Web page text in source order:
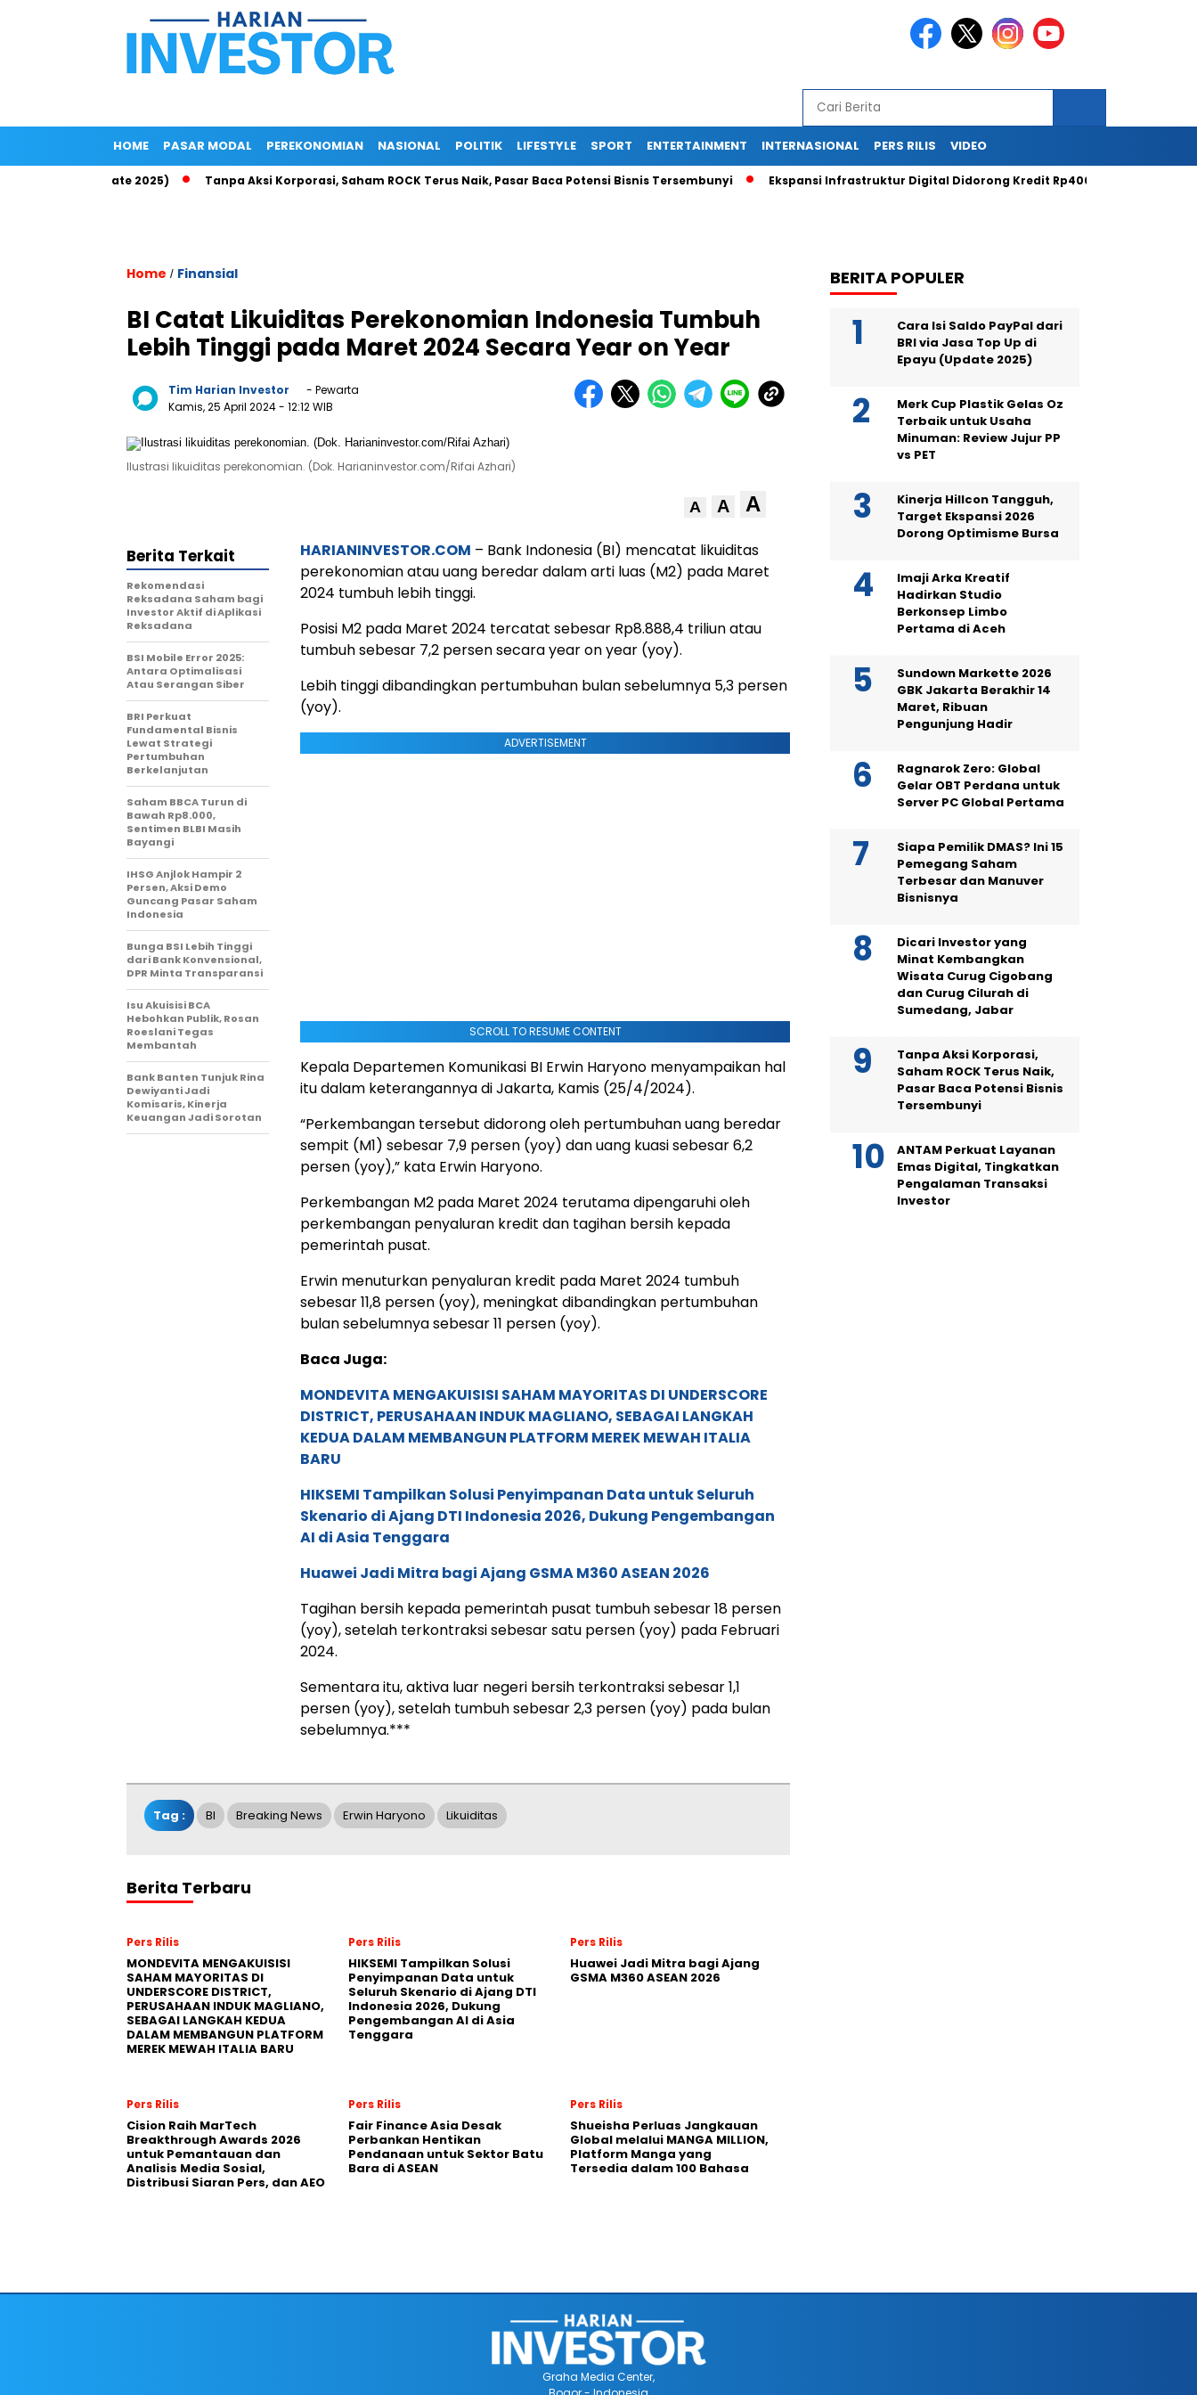
HOME PASAR MODAL PEREKONOMIAN NASIONAL POLITIK LIFESTYLE SPORT ENTERTAINMENT INTERNASIONAL PERS RILIS VIDEO
Epayu (Update 2025) Tanpa Aksi Korporasi, Saham ROCK Terus Naik, Pasar Baca Potensi Bisnis Tersembunyi Ekspansi Infrastruktur Digital Didorong Kredit Rp400 Miliar TOWR dari
Home / Finansial
BI Catat Likuiditas Perekonomian Indonesia Tumbuh
Lebih Tinggi pada Maret 2024 Secara Year on Year
Tim Harian Investor
- Pewarta
Kamis, 25 April 2024- 12:12 WIB
Ilustrasi likuiditas perekonomian. (Dok. Harianinvestor.com/Rifai Azhari)
A A A
HARIANINVESTOR.COM – Bank Indonesia (BI) mencatat likuiditas
perekonomian atau uang beredar dalam arti luas (M2) pada Maret
2024 tumbuh lebih tinggi.
Posisi M2 pada Maret 2024 tercatat sebesar Rp8.888,4 triliun atau
tumbuh sebesar 7,2 persen secara year on year (yoy).
Lebih tinggi dibandingkan pertumbuhan bulan sebelumnya 5,3 persen
(yoy).
ADVERTISEMENT
SCROLL TO RESUME CONTENT
Kepala Departemen Komunikasi BI Erwin Haryono menyampaikan hal
itu dalam keterangannya di Jakarta, Kamis (25/4/2024).
“Perkembangan tersebut didorong oleh pertumbuhan uang beredar
sempit (M1) sebesar 7,9 persen (yoy) dan uang kuasi sebesar 6,2
persen (yoy),” kata Erwin Haryono.
Perkembangan M2 pada Maret 2024 terutama dipengaruhi oleh
perkembangan penyaluran kredit dan tagihan bersih kepada
pemerintah pusat.
Erwin menuturkan penyaluran kredit pada Maret 2024 tumbuh
sebesar 11,8 persen (yoy), meningkat dibandingkan ​pertumbuhan
bulan sebelumnya sebesar 11 persen (yoy).
Baca Juga:
MONDEVITA MENGAKUISISI SAHAM MAYORITAS DI UNDERSCORE
DISTRICT, PERUSAHAAN INDUK MAGLIANO, SEBAGAI LANGKAH
KEDUA DALAM MEMBANGUN PLATFORM MEREK MEWAH ITALIA
BARU
HIKSEMI Tampilkan Solusi Penyimpanan Data untuk Seluruh
Skenario di Ajang DTI Indonesia 2026, Dukung Pengembangan
AI di Asia Tenggara
Huawei Jadi Mitra bagi Ajang GSMA M360 ASEAN 2026
Tagihan bersih kepada pemerintah pusat tumbuh sebesar 18 persen
(yoy), setelah terkontraksi sebesar satu persen (yoy) pada Februari
2024.
Sementara itu, aktiva luar negeri bersih terkontraksi sebesar 1,1
persen (yoy), setelah tumbuh sebesar 2,3 persen (yoy) pada bulan
sebelumnya.***
Berita Terkait
Rekomendasi
Reksadana Saham bagi
Investor Aktif di Aplikasi
Reksadana
BSI Mobile Error 2025:
Antara Optimalisasi
Atau Serangan Siber
BRI Perkuat
Fundamental Bisnis
Lewat Strategi
Pertumbuhan
Berkelanjutan
Saham BBCA Turun di
Bawah Rp8.000,
Sentimen BLBI Masih
Bayangi
IHSG Anjlok Hampir 2
Persen, Aksi Demo
Guncang Pasar Saham
Indonesia
Bunga BSI Lebih Tinggi
dari Bank Konvensional,
DPR Minta Transparansi
Isu Akuisisi BCA
Hebohkan Publik, Rosan
Roeslani Tegas
Membantah
Bank Banten Tunjuk Rina
Dewiyanti Jadi
Komisaris, Kinerja
Keuangan Jadi Sorotan
Tag : BI Breaking News Erwin Haryono Likuiditas
Berita Terbaru
Pers Rilis
MONDEVITA MENGAKUISISI
SAHAM MAYORITAS DI
UNDERSCORE DISTRICT,
PERUSAHAAN INDUK MAGLIANO,
SEBAGAI LANGKAH KEDUA
DALAM MEMBANGUN PLATFORM
MEREK MEWAH ITALIA BARU
Pers Rilis
HIKSEMI Tampilkan Solusi
Penyimpanan Data untuk
Seluruh Skenario di Ajang DTI
Indonesia 2026, Dukung
Pengembangan AI di Asia
Tenggara
Pers Rilis
Huawei Jadi Mitra bagi Ajang
GSMA M360 ASEAN 2026
Pers Rilis
Cision Raih MarTech
Breakthrough Awards 2026
untuk Pemantauan dan
Analisis Media Sosial,
Distribusi Siaran Pers, dan AEO
Pers Rilis
Fair Finance Asia Desak
Perbankan Hentikan
Pendanaan untuk Sektor Batu
Bara di ASEAN
Pers Rilis
Shueisha Perluas Jangkauan
Global melalui MANGA MILLION,
Platform Manga yang
Tersedia dalam 100 Bahasa
BERITA POPULER
Cara Isi Saldo PayPal dari
BRI via Jasa Top Up di
Epayu (Update 2025)
Merk Cup Plastik Gelas Oz
Terbaik untuk Usaha
Minuman: Review Jujur PP
vs PET
Kinerja Hillcon Tangguh,
Target Ekspansi 2026
Dorong Optimisme Bursa
Imaji Arka Kreatif
Hadirkan Studio
Berkonsep Limbo
Pertama di Aceh
Sundown Markette 2026
GBK Jakarta Berakhir 14
Maret, Ribuan
Pengunjung Hadir
Ragnarok Zero: Global
Gelar OBT Perdana untuk
Server PC Global Pertama
Siapa Pemilik DMAS? Ini 15
Pemegang Saham
Terbesar dan Manuver
Bisnisnya
Dicari Investor yang
Minat Kembangkan
Wisata Curug Cigobang
dan Curug Cilurah di
Sumedang, Jabar
Tanpa Aksi Korporasi,
Saham ROCK Terus Naik,
Pasar Baca Potensi Bisnis
Tersembunyi
ANTAM Perkuat Layanan
Emas Digital, Tingkatkan
Pengalaman Transaksi
Investor
Graha Media Center,